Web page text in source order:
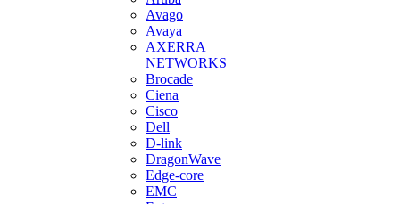
Avago
Avaya
AXERRA
NETWORKS
Brocade
Ciena
Cisco
Dell
D-link
DragonWave
Edge-core
EMC